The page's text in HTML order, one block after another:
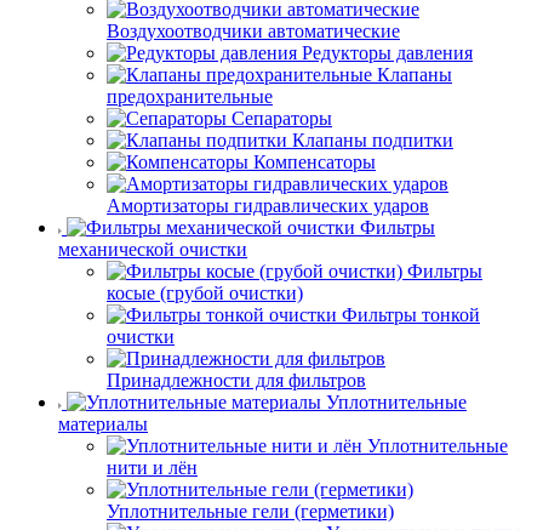
Воздухоотводчики автоматические
Редукторы давления
Клапаны
предохранительные
Сепараторы
Клапаны подпитки
Компенсаторы
Амортизаторы гидравлических ударов
Фильтры
механической очистки
Фильтры
косые (грубой очистки)
Фильтры тонкой
очистки
Принадлежности для фильтров
Уплотнительные
материалы
Уплотнительные
нити и лён
Уплотнительные гели (герметики)